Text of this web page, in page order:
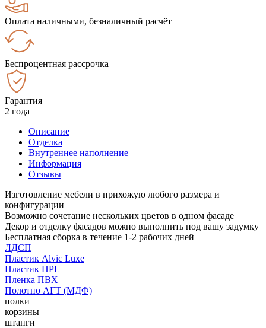
Оплата наличными, безналичный расчёт
Беспроцентная рассрочка
Гарантия
2 года
Описание
Отделка
Внутреннее наполнение
Информация
Отзывы
Изготовление мебели в прихожую любого размера и
конфигурации
Возможно сочетание нескольких цветов в одном фасаде
Декор и отделку фасадов можно выполнить под вашу задумку
Бесплатная сборка в течение 1-2 рабочих дней
ЛДСП
Пластик Alvic Luxe
Пластик HPL
Пленка ПВХ
Полотно АГТ (МДФ)
полки
корзины
штанги